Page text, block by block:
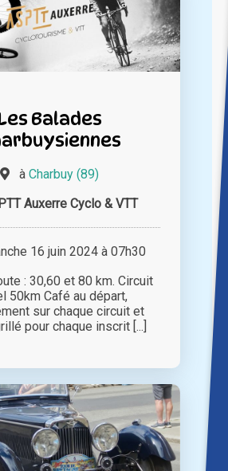
Balades
à Charbuy (89)
Auxerre Cyclo & VTT
16 juin 2024 à 07h30
: 30,60 et 80 km. Circuit
50km Café au départ,
sur chaque circuit et
pour chaque inscrit [...]